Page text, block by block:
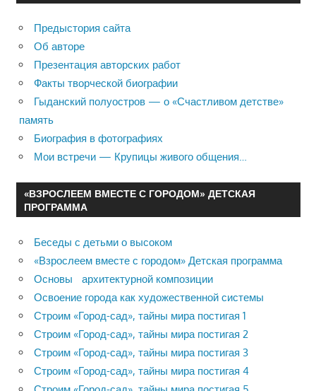
Предыстория сайта
Об авторе
Презентация авторских работ
Факты творческой биографии
Гыданский полуостров — о «Счастливом детстве»
память
Биография в фотографиях
Мои встречи — Крупицы живого общения…
«ВЗРОСЛЕЕМ ВМЕСТЕ С ГОРОДОМ» ДЕТСКАЯ
ПРОГРАММА
Беседы с детьми о высоком
«Взрослеем вместе с городом» Детская программа
Основы архитектурной композиции
Освоение города как художественной системы
Строим «Город-сад», тайны мира постигая 1
Строим «Город-сад», тайны мира постигая 2
Строим «Город-сад», тайны мира постигая 3
Строим «Город-сад», тайны мира постигая 4